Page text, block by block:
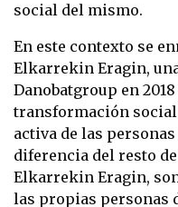
social del mismo.
En este contexto se
Elkarrekin Eragin,
Danobatgroup en
transformación
activa de las
diferencia del resto
Elkarrekin Eragin,
las propias personas